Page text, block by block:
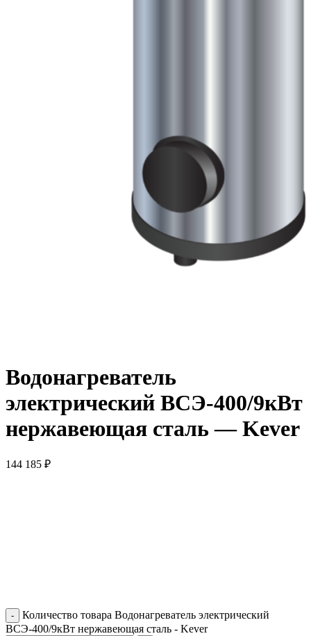
Водонагреватель
электрический ВСЭ-400/9кВт
нержавеющая сталь — Kever
144 185 ₽
Количество товара Водонагреватель электрический
ВСЭ-400/9кВт нержавеющая сталь - Kever